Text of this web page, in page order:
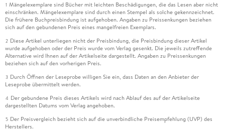
1 Mängelexemplare sind Bücher mit leichten Beschädigungen, die das Lesen aber nicht
einschränken. Mängelexemplare sind durch einen Stempel als solche gekennzeichnet.
Die frühere Buchpreisbindung ist aufgehoben. Angaben zu Preissenkungen beziehen
sich auf den gebundenen Preis eines mangelfreien Exemplars.
2 Diese Artikel unterliegen nicht der Preisbindung, die Preisbindung dieser Artikel
wurde aufgehoben oder der Preis wurde vom Verlag gesenkt. Die jeweils zutreffende
Alternative wird Ihnen auf der Artikelseite dargestellt. Angaben zu Preissenkungen
beziehen sich auf den vorherigen Preis.
3 Durch Öffnen der Leseprobe willigen Sie ein, dass Daten an den Anbieter der
Leseprobe übermittelt werden.
4 Der gebundene Preis dieses Artikels wird nach Ablauf des auf der Artikelseite
dargestellten Datums vom Verlag angehoben.
5 Der Preisvergleich bezieht sich auf die unverbindliche Preisempfehlung (UVP) des
Herstellers.